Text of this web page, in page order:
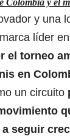
y una
líder
el torneo
en
un circuito
seguir